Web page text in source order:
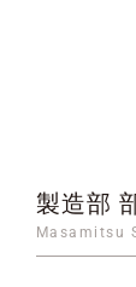
製造部
Masamitsu